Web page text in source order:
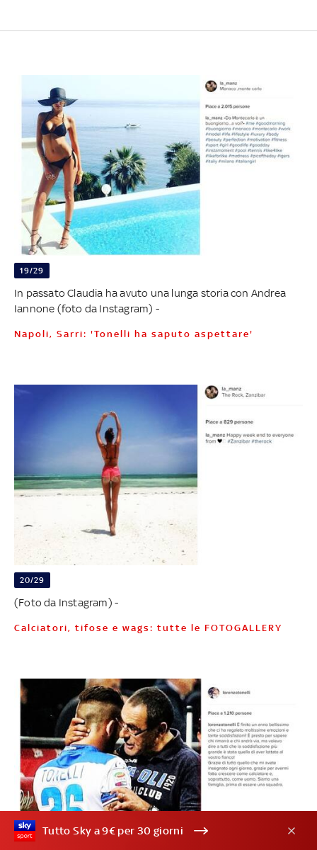
19/29
In passato Claudia ha avuto una lunga storia con Andrea
Iannone (foto da Instagram) -
Napoli, Sarri: 'Tonelli ha saputo aspettare'
20/29
(Foto da Instagram) -
Calciatori, tifose e wags: tutte le FOTOGALLERY
Tutto Sky a 9€ per 30 giorni